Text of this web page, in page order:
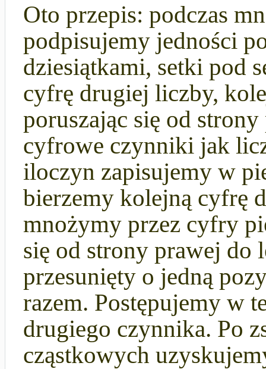
Oto przepis: podczas
podpisujemy jedności
dziesiątkami, setki pod
cyfrę drugiej liczby,
poruszając się od
cyfrowe czynniki jak
iloczyn zapisujemy w
bierzemy kolejną cyfrę
mnożymy przez cyfry
się od strony prawej do
przesunięty o jedną
razem. Postępujemy w
drugiego czynnika. Po
cząstkowych